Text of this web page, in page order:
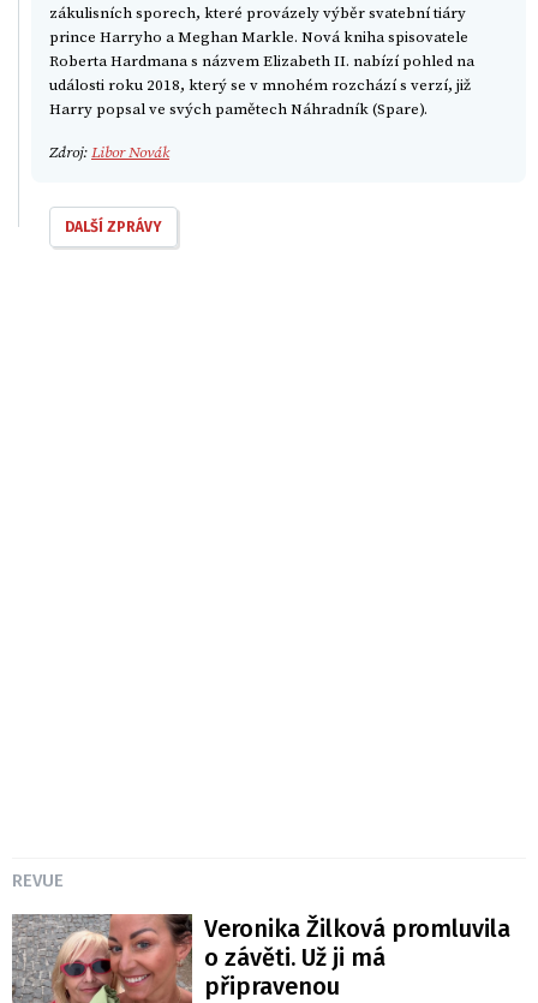
zákulisních sporech, které provázely výběr svatební tiáry
prince Harryho a Meghan Markle. Nová kniha spisovatele
Roberta Hardmana s názvem Elizabeth II. nabízí pohled na
události roku 2018, který se v mnohém rozchází s verzí, již
Harry popsal ve svých pamětech Náhradník (Spare).
Zdroj:Libor Novák
DALŠÍ ZPRÁVY
REVUE
Veronika Žilková promluvila
o závěti. Už ji má
připravenou